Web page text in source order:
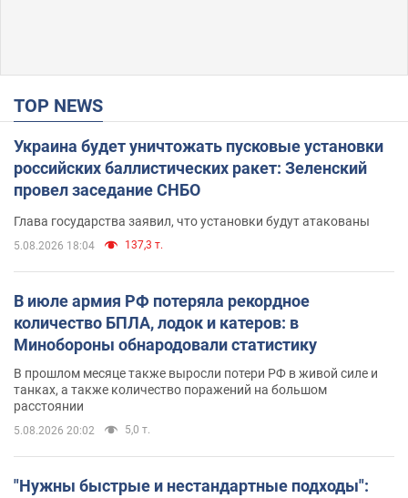
TOP NEWS
Украина будет уничтожать пусковые установки
российских баллистических ракет: Зеленский
провел заседание СНБО
Глава государства заявил, что установки будут атакованы
5.08.2026 18:04 137,3 т.
В июле армия РФ потеряла рекордное
количество БПЛА, лодок и катеров: в
Минобороны обнародовали статистику
В прошлом месяце также выросли потери РФ в живой силе и
танках, а также количество поражений на большом
расстоянии
5.08.2026 20:02 5,0 т.
"Нужны быстрые и нестандартные подходы":